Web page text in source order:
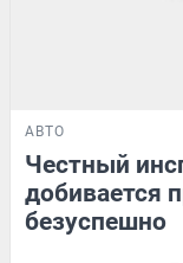
АВТО
Честный
добивается
безуспешно